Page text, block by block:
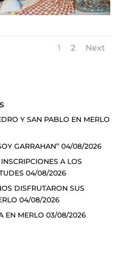
1 2 Next
Y SAN PABLO EN MERLO
GARRAHAN” 04/08/2026
A LOS
04/08/2026
DISFRUTARON SUS
04/08/2026
EN MERLO 03/08/2026